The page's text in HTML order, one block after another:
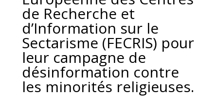
de Recherche et
d’Information sur le
Sectarisme (FECRIS) pour
leur campagne de
désinformation contre
les minorités religieuses.